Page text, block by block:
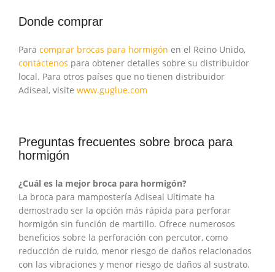
Donde comprar
Para comprar brocas para hormigón en el Reino Unido,
contáctenos para obtener detalles sobre su distribuidor
local. Para otros países que no tienen distribuidor
Adiseal, visite www.guglue.com
Preguntas frecuentes sobre broca para
hormigón
¿Cuál es la mejor broca para hormigón?
La broca para mampostería Adiseal Ultimate ha
demostrado ser la opción más rápida para perforar
hormigón sin función de martillo. Ofrece numerosos
beneficios sobre la perforación con percutor, como
reducción de ruido, menor riesgo de daños relacionados
con las vibraciones y menor riesgo de daños al sustrato.